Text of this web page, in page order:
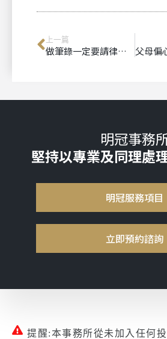
上一篇
做筆錄一定要請律師嗎？很多人第一次進警局後，才知道事情沒有想像中簡單
明冠事務
堅持以專業及同理處
明冠服務項目
立即預約諮詢
提醒:本事務所從未加入任何